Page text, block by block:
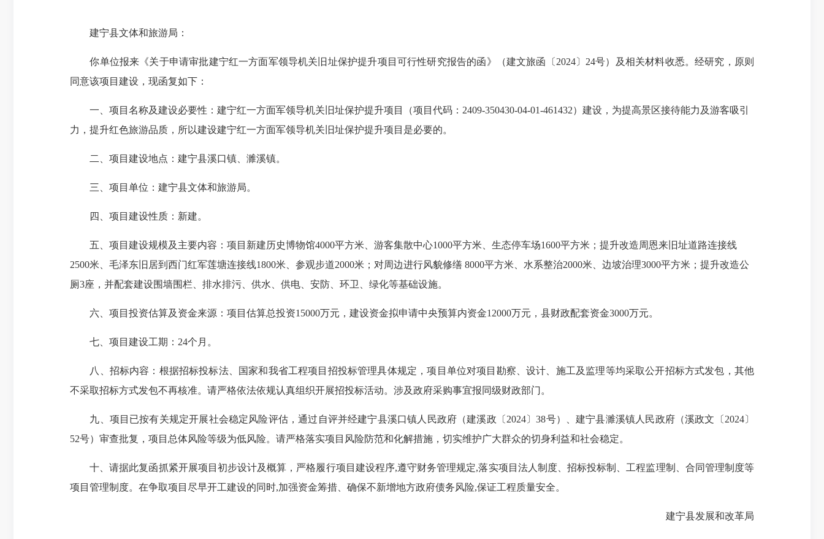
建宁县文体和旅游局：
你单位报来《关于申请审批建宁红一方面军领导机关旧址保护提升项目可行性研究报告的函》（建文旅函〔2024〕24号）及相关材料收悉。经研究，原则
同意该项目建设，现函复如下：
一、项目名称及建设必要性： 建宁红一方面军领导机关旧址保护提升项目（项目代码：2409-350430-04-01-461432）建设，为提高景区接待能力及游客吸引
力，提升红色旅游品质，所以建设建宁红一方面军领导机关旧址保护提升项目是必要的。
二、项目建设地点： 建宁县溪口镇、濉溪镇。
三、项目单位： 建宁县文体和旅游局。
四、项目建设性质： 新建。
五、项目建设规模及主要内容： 项目新建历史博物馆4000平方米、游客集散中心1000平方米、生态停车场1600平方米；提升改造周恩来旧址道路连接线
2500米、毛泽东旧居到西门红军莲塘连接线1800米、参观步道2000米；对周边进行风貌修缮 8000平方米、水系整治2000米、边坡治理3000平方米；提升改造公
厕3座，并配套建设围墙围栏、排水排污、供水、供电、安防、环卫、绿化等基础设施。
六、项目投资估算及资金来源： 项目估算总投资15000万元，建设资金拟申请中央预算内资金12000万元，县财政配套资金3000万元。
七、项目建设工期： 24个月。
八、招标内容： 根据招标投标法、国家和我省工程项目招投标管理具体规定，项目单位对项目勘察、设计、施工及监理等均采取公开招标方式发包，其他
不采取招标方式发包不再核准。请严格依法依规认真组织开展招投标活动。涉及政府采购事宜报同级财政部门。
九、 项目已按有关规定开展社会稳定风险评估，通过自评并经建宁县溪口镇人民政府（建溪政〔2024〕38号）、建宁县濉溪镇人民政府（溪政文〔2024〕
52号）审查批复，项目总体风险等级为低风险。请严格落实项目风险防范和化解措施，切实维护广大群众的切身利益和社会稳定。
十、请据此复函抓紧开展项目初步设计及概算，严格履行项目建设程序,遵守财务管理规定,落实项目法人制度、招标投标制、工程监理制、合同管理制度等
项目管理制度。在争取项目尽早开工建设的同时,加强资金筹措、确保不新增地方政府债务风险,保证工程质量安全。
建宁县发展和改革局